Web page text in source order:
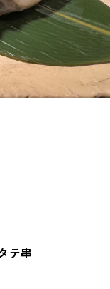
テ串